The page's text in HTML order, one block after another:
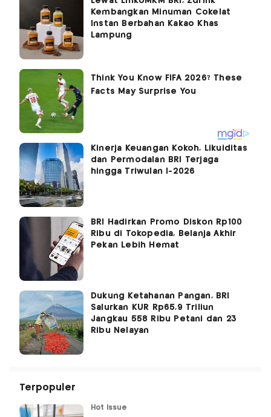
Kembangkan Minuman Cokelat
Instan Berbahan Kakao Khas
Lampung
Kinerja Keuangan Kokoh, Likuiditas
dan Permodalan BRI Terjaga
hingga Triwulan I-2026
BRI Hadirkan Promo Diskon Rp100
Ribu di Tokopedia, Belanja Akhir
Pekan Lebih Hemat
Dukung Ketahanan Pangan, BRI
Salurkan KUR Rp65,9 Triliun
Jangkau 558 Ribu Petani dan 23
Ribu Nelayan
Terpopuler
Hot Issue